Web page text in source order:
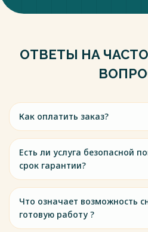
ОТВЕТЫ НА
Как оплатить заказ?
Есть ли услуга безопасной
срок гарантии?
Что означает возможность
готовую работу ?